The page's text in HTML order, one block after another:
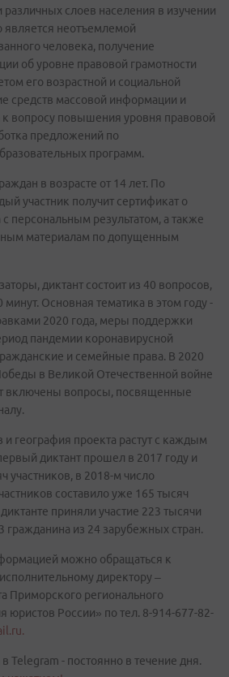
слоев населения в изучении
является неотъемлемой
человека, получение
об уровне правовой грамотности
его возрастной и социальной
средств массовой информации и
к вопросу повышения уровня правовой
предложений по
программ.
в возрасте от 14 лет. По
участник получит сертификат о
персональным результатом, а также
материалам по допущенным
диктант состоит из 40 вопросов,
Основная тематика в этом году -
2020 года, меры поддержки
пандемии коронавирусной
и семейные права. В 2020
в Великой Отечественной войне
включены вопросы, посвященные
и география проекта растут с каждым
диктант прошел в 2017 году и
участников, в 2018-м число
составило уже 165 тысяч
приняли участие 223 тысячи
гражданина из 24 зарубежных стран.
можно обращаться к
директору –
Приморского регионального
юристов России» по тел. 8-914-677-82-
Telegram - постоянно в течение дня.